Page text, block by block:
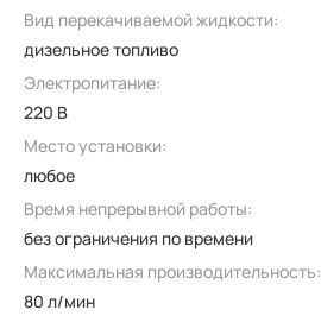
Вид перекачиваемой жидкости:
дизельное топливо
Электропитание:
220 В
Место установки:
любое
Время непрерывной работы:
без ограничения по времени
Максимальная производительность:
80 л/мин